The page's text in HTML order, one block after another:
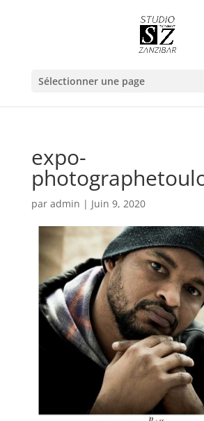
Sélectionner une page
expo-
par admin | Juin 9, 2020